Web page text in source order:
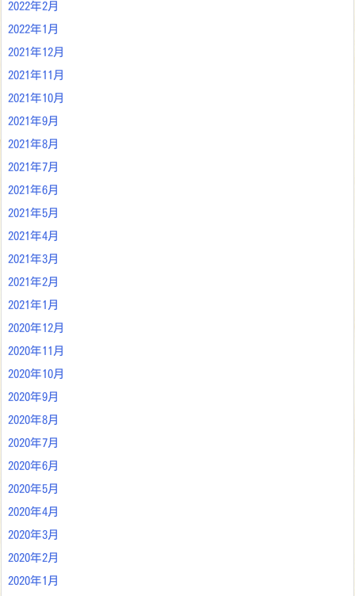
2022年2月
2022年1月
2021年12月
2021年11月
2021年10月
2021年9月
2021年8月
2021年7月
2021年6月
2021年5月
2021年4月
2021年3月
2021年2月
2021年1月
2020年12月
2020年11月
2020年10月
2020年9月
2020年8月
2020年7月
2020年6月
2020年5月
2020年4月
2020年3月
2020年2月
2020年1月